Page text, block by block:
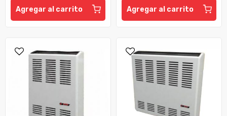
Agregar al carrito Agregar al carrito